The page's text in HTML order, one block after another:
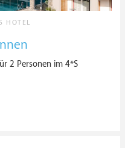
HOTEL
2 Personen im 4*S